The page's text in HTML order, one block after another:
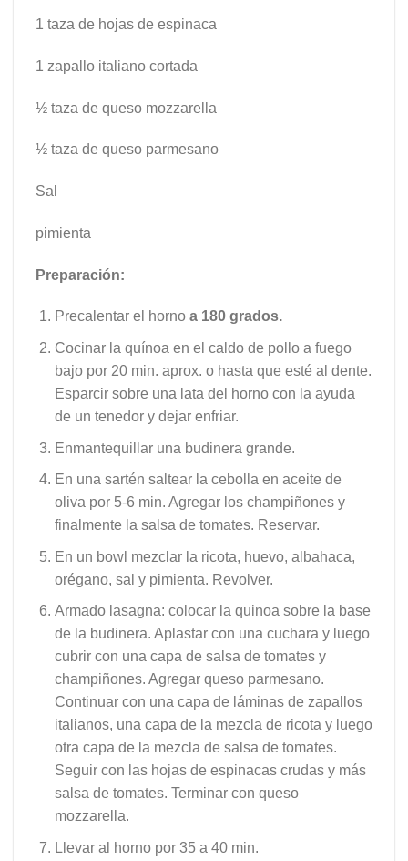
1 taza de hojas de espinaca
1 zapallo italiano cortada
½ taza de queso mozzarella
½ taza de queso parmesano
Sal
pimienta
Preparación:
Precalentar el hornoa 180 grados.
Cocinar la quínoa en el caldo de pollo a fuego
bajo por 20 min. aprox. o hasta que esté al dente.
Esparcir sobre una lata del horno con la ayuda
de un tenedor y dejar enfriar.
Enmantequillar una budinera grande.
En una sartén saltear la cebolla en aceite de
oliva por 5-6 min. Agregar los champiñones y
finalmente la salsa de tomates. Reservar.
En un bowl mezclar la ricota, huevo, albahaca,
orégano, sal y pimienta. Revolver.
Armado lasagna: colocar la quinoa sobre la base
de la budinera. Aplastar con una cuchara y luego
cubrir con una capa de salsa de tomates y
champiñones. Agregar queso parmesano.
Continuar con una capa de láminas de zapallos
italianos, una capa de la mezcla de ricota y luego
otra capa de la mezcla de salsa de tomates.
Seguir con las hojas de espinacas crudas y más
salsa de tomates. Terminar con queso
mozzarella.
Llevar al horno por 35 a 40 min.